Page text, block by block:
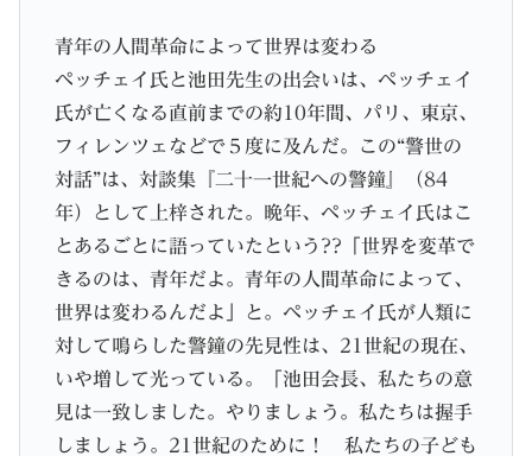
青年の人間革命によって世界は変わる
ペッチェイ氏と池田先生の出会いは、ペッチェイ
氏が亡くなる直前までの約10年間、パリ、東京、
フィレンツェなどで５度に及んだ。この“警世の
対話”は、対談集『二十一世紀への警鐘』（84
年）として上梓された。晩年、ペッチェイ氏はこ
とあるごとに語っていたという??「世界を変革で
きるのは、青年だよ。青年の人間革命によって、
世界は変わるんだよ」と。ペッチェイ氏が人類に
対して鳴らした警鐘の先見性は、21世紀の現在、
いや増して光っている。「池田会長、私たちの意
見は一致しました。やりましょう。私たちは握手
しましょう。21世紀のために！ 私たちの子ども